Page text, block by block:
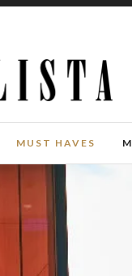
MUST HAVES